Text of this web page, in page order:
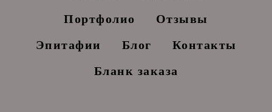
Портфолио
Отзывы
Эпитафии
Блог
Контакты
Бланк заказа